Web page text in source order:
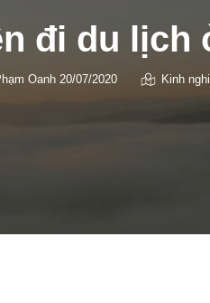
đi du
Oanh20/07/2020 Kinh